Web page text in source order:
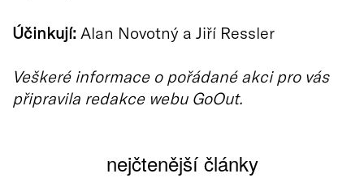
Účinkují: Alan Novotný a Jiří Ressler
Veškeré informace o pořádané akci pro vás
připravila redakce webu GoOut.
nejčtenější články